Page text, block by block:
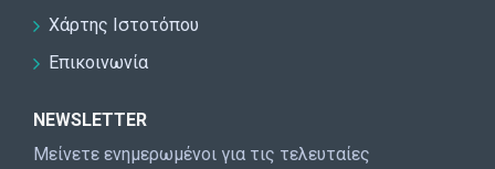
Χάρτης Ιστοτόπου
Επικοινωνία
NEWSLETTER
Μείνετε ενημερωμένοι για τις τελευταίες